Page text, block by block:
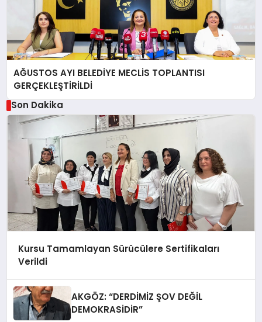
AĞUSTOS AYI BELEDİYE MECLİS TOPLANTISI
GERÇEKLEŞTİRİLDİ
Son Dakika
Kursu Tamamlayan Sürücülere Sertifikaları
Verildi
AKGÖZ: “DERDİMİZ ŞOV DEĞİL
DEMOKRASİDİR”